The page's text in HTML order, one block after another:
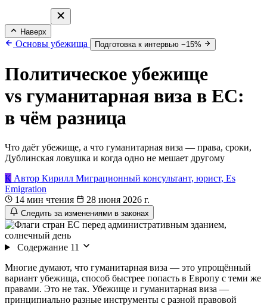
Наверх
Основы убежища Подготовка к интервью −15%
Политическое убежище
vs гуманитарная виза в ЕС:
в чём разница
Что даёт убежище, а что гуманитарная виза — права, сроки,
Дублинская ловушка и когда одно не мешает другому
К Автор Кирилл Миграционный консультант, юрист, Es
Emigration
14 мин чтения
28 июня 2026 г.
Следить за изменениями в законах
Содержание 11
Многие думают, что гуманитарная виза — это упрощённый
вариант убежища, способ быстрее попасть в Европу с теми же
правами. Это не так. Убежище и гуманитарная виза —
принципиально разные инструменты с разной правовой